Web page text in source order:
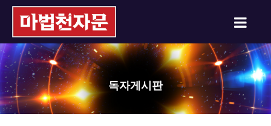
독자게시판